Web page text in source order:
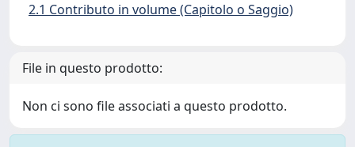
2.1 Contributo in volume (Capitolo o Saggio)
File in questo prodotto:
Non ci sono file associati a questo prodotto.